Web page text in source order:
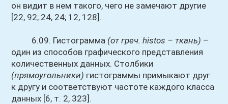
он видит в нем такого, чего не замечают другие
[22, 92; 24, 24; 12, 128].
6.09. Гистограмма (от греч. histos – ткань) –
один из способов графического представления
количественных данных. Столбики
(прямоугольники) гистограммы примыкают друг
к другу и соответствуют частоте каждого класса
данных [6, т. 2, 323].